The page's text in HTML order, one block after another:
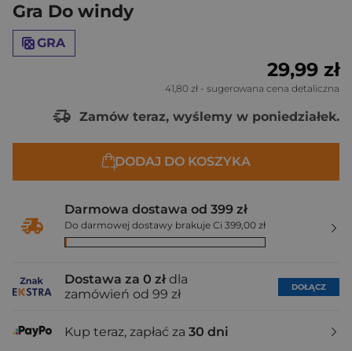
Gra Do windy
GRA
29,99 zł
41,80 zł - sugerowana cena detaliczna
Zamów teraz, wyślemy w poniedziałek.
DODAJ DO KOSZYKA
Darmowa dostawa od 399 zł
Do darmowej dostawy brakuje Ci 399,00 zł
Dostawa za 0 zł dla
zamówień od 99 zł
DOŁĄCZ
Kup teraz, zapłać za 30 dni